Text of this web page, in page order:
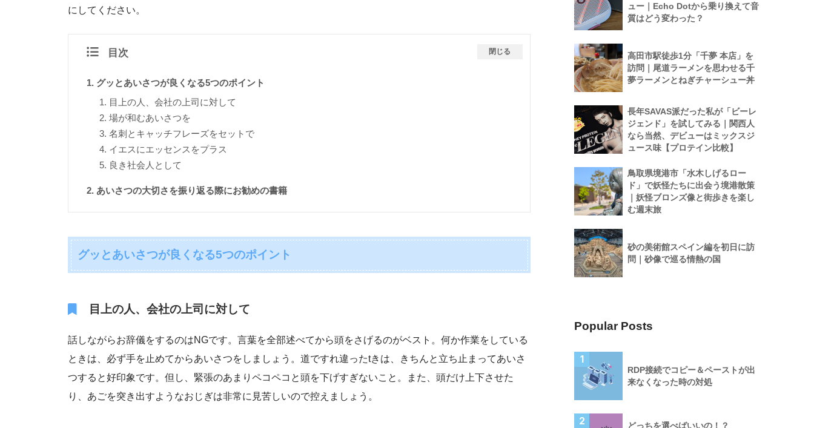
にしてください。
目次 閉じる
グッとあいさつが良くなる5つのポイント
目上の人、会社の上司に対して
場が和むあいさつを
名刺とキャッチフレーズをセットで
イエスにエッセンスをプラス
良き社会人として
あいさつの大切さを振り返る際にお勧めの書籍
グッとあいさつが良くなる5つのポイント
目上の人、会社の上司に対して
話しながらお辞儀をするのはNGです。言葉を全部述べてから頭をさげるのがベスト。何か作業をしている
ときは、必ず手を止めてからあいさつをしましょう。道ですれ違ったtきは、きちんと立ち止まってあいさ
つすると好印象です。但し、緊張のあまりペコペコと頭を下げすぎないこと。また、頭だけ上下させた
り、あごを突き出すようなおじぎは非常に見苦しいので控えましょう。
ュー｜Echo Dotから乗り換えて音
質はどう変わった？
高田市駅徒歩1分「千夢 本店」を
訪問｜尾道ラーメンを思わせる千
夢ラーメンとねぎチャーシュー丼
長年SAVAS派だった私が「ビーレ
ジェンド」を試してみる｜関西人
なら当然、デビューはミックスジ
ュース味【プロテイン比較】
鳥取県境港市「水木しげるロー
ド」で妖怪たちに出会う境港散策
｜妖怪ブロンズ像と街歩きを楽し
む週末旅
砂の美術館スペイン編を初日に訪
問｜砂像で巡る情熱の国
Popular Posts
1
RDP接続でコピー＆ペーストが出
来なくなった時の対処
2
どっちを選べばいいの！？